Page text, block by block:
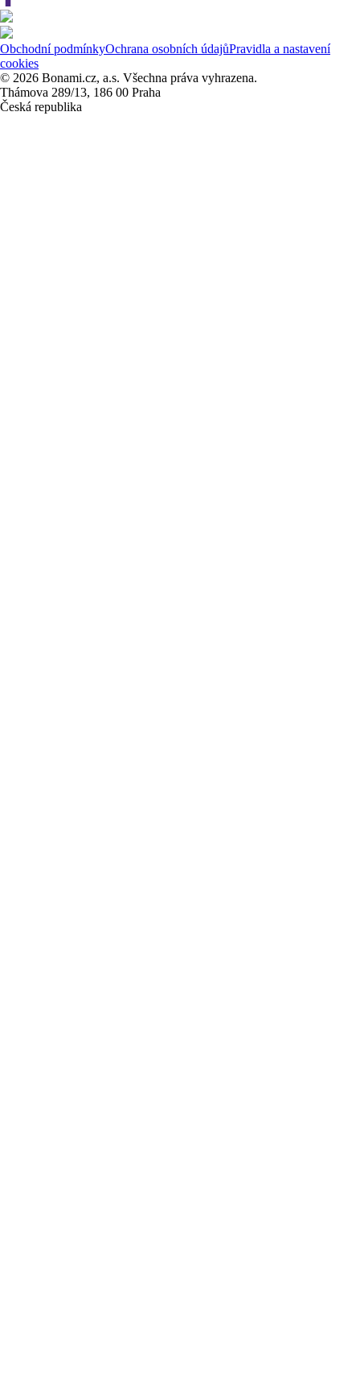
Obchodní podmínkyOchrana osobních údajůPravidla a nastavení
cookies
© 2026 Bonami.cz, a.s. Všechna práva vyhrazena.
Thámova 289/13, 186 00 Praha
Česká republika